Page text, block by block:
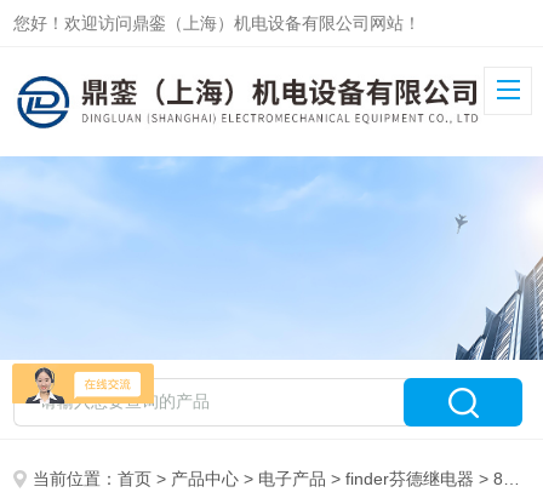
您好！欢迎访问鼎銮（上海）机电设备有限公司网站！
当前位置：首页 > 产品中心 > 电子产品 >finder芬德继电器 > 80.21.0.240.0000鼎銮*芬德finder继电器